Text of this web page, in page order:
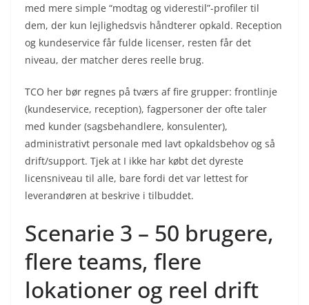
med mere simple “modtag og viderestil”-profiler til
dem, der kun lejlighedsvis håndterer opkald. Reception
og kundeservice får fulde licenser, resten får det
niveau, der matcher deres reelle brug.
TCO her bør regnes på tværs af fire grupper: frontlinje
(kundeservice, reception), fagpersoner der ofte taler
med kunder (sagsbehandlere, konsulenter),
administrativt personale med lavt opkaldsbehov og så
drift/support. Tjek at I ikke har købt det dyreste
licensniveau til alle, bare fordi det var lettest for
leverandøren at beskrive i tilbuddet.
Scenarie 3 – 50 brugere,
flere teams, flere
lokationer og reel drift